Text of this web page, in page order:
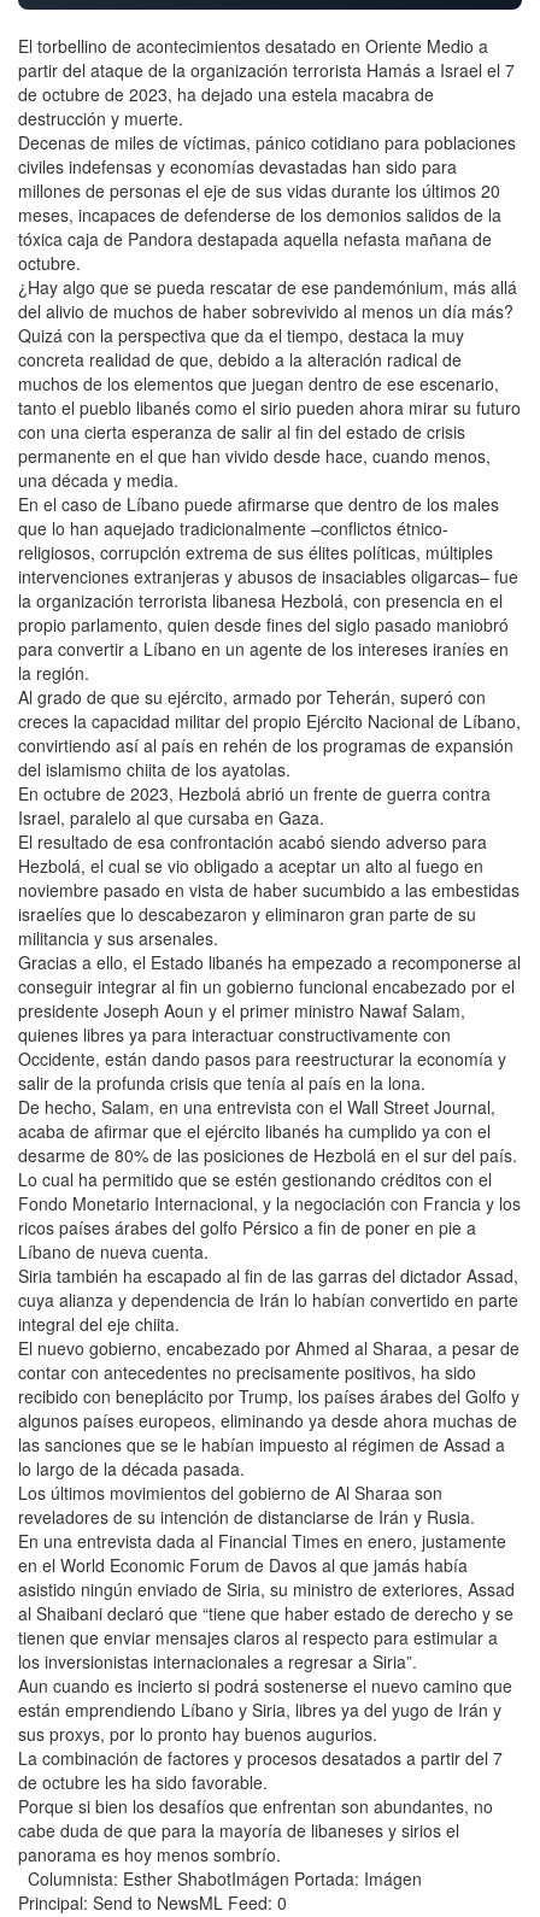
El torbellino de acontecimientos desatado en Oriente Medio a
partir del ataque de la organización terrorista Hamás a Israel el 7
de octubre de 2023, ha dejado una estela macabra de
destrucción y muerte.
Decenas de miles de víctimas, pánico cotidiano para poblaciones
civiles indefensas y economías devastadas han sido para
millones de personas el eje de sus vidas durante los últimos 20
meses, incapaces de defenderse de los demonios salidos de la
tóxica caja de Pandora destapada aquella nefasta mañana de
octubre.
¿Hay algo que se pueda rescatar de ese pandemónium, más allá
del alivio de muchos de haber sobrevivido al menos un día más?
Quizá con la perspectiva que da el tiempo, destaca la muy
concreta realidad de que, debido a la alteración radical de
muchos de los elementos que juegan dentro de ese escenario,
tanto el pueblo libanés como el sirio pueden ahora mirar su futuro
con una cierta esperanza de salir al fin del estado de crisis
permanente en el que han vivido desde hace, cuando menos,
una década y media.
En el caso de Líbano puede afirmarse que dentro de los males
que lo han aquejado tradicionalmente –conflictos étnico-
religiosos, corrupción extrema de sus élites políticas, múltiples
intervenciones extranjeras y abusos de insaciables oligarcas– fue
la organización terrorista libanesa Hezbolá, con presencia en el
propio parlamento, quien desde fines del siglo pasado maniobró
para convertir a Líbano en un agente de los intereses iraníes en
la región.
Al grado de que su ejército, armado por Teherán, superó con
creces la capacidad militar del propio Ejército Nacional de Líbano,
convirtiendo así al país en rehén de los programas de expansión
del islamismo chiita de los ayatolas.
En octubre de 2023, Hezbolá abrió un frente de guerra contra
Israel, paralelo al que cursaba en Gaza.
El resultado de esa confrontación acabó siendo adverso para
Hezbolá, el cual se vio obligado a aceptar un alto al fuego en
noviembre pasado en vista de haber sucumbido a las embestidas
israelíes que lo descabezaron y eliminaron gran parte de su
militancia y sus arsenales.
Gracias a ello, el Estado libanés ha empezado a recomponerse al
conseguir integrar al fin un gobierno funcional encabezado por el
presidente Joseph Aoun y el primer ministro Nawaf Salam,
quienes libres ya para interactuar constructivamente con
Occidente, están dando pasos para reestructurar la economía y
salir de la profunda crisis que tenía al país en la lona.
De hecho, Salam, en una entrevista con el Wall Street Journal,
acaba de afirmar que el ejército libanés ha cumplido ya con el
desarme de 80% de las posiciones de Hezbolá en el sur del país.
Lo cual ha permitido que se estén gestionando créditos con el
Fondo Monetario Internacional, y la negociación con Francia y los
ricos países árabes del golfo Pérsico a fin de poner en pie a
Líbano de nueva cuenta.
Siria también ha escapado al fin de las garras del dictador Assad,
cuya alianza y dependencia de Irán lo habían convertido en parte
integral del eje chiita.
El nuevo gobierno, encabezado por Ahmed al Sharaa, a pesar de
contar con antecedentes no precisamente positivos, ha sido
recibido con beneplácito por Trump, los países árabes del Golfo y
algunos países europeos, eliminando ya desde ahora muchas de
las sanciones que se le habían impuesto al régimen de Assad a
lo largo de la década pasada.
Los últimos movimientos del gobierno de Al Sharaa son
reveladores de su intención de distanciarse de Irán y Rusia.
En una entrevista dada al Financial Times en enero, justamente
en el World Economic Forum de Davos al que jamás había
asistido ningún enviado de Siria, su ministro de exteriores, Assad
al Shaibani declaró que “tiene que haber estado de derecho y se
tienen que enviar mensajes claros al respecto para estimular a
los inversionistas internacionales a regresar a Siria”.
Aun cuando es incierto si podrá sostenerse el nuevo camino que
están emprendiendo Líbano y Siria, libres ya del yugo de Irán y
sus proxys, por lo pronto hay buenos augurios.
La combinación de factores y procesos desatados a partir del 7
de octubre les ha sido favorable.
Porque si bien los desafíos que enfrentan son abundantes, no
cabe duda de que para la mayoría de libaneses y sirios el
panorama es hoy menos sombrío.
Columnista: Esther ShabotImágen Portada: Imágen
Principal: Send to NewsML Feed: 0